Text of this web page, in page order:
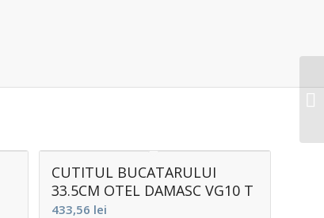
CUTITUL BUCATARULUI
33.5CM OTEL DAMASC VG10 T
433,56 lei